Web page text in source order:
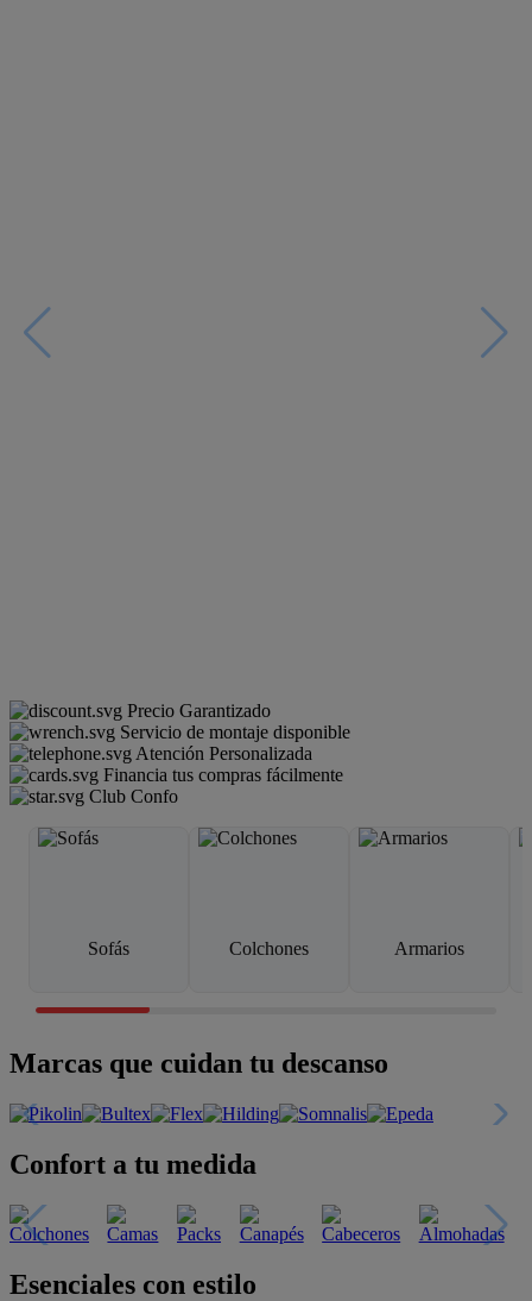
Precio Garantizado
Servicio de montaje disponible
Atención Personalizada
Financia tus compras fácilmente
Club Confo
Sofás Colchones Armarios
Marcas que cuidan tu descanso
Confort a tu medida
Esenciales con estilo